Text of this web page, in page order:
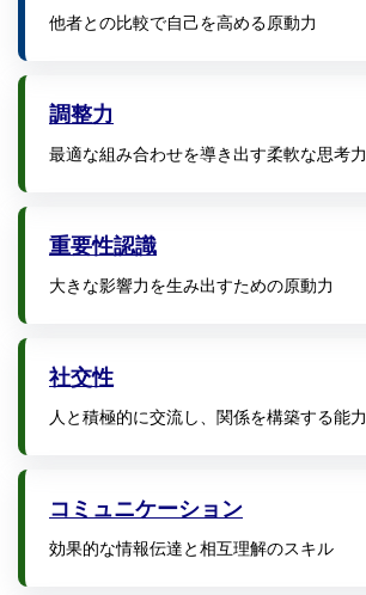
他者との比較で自己を高める原動力
調整力
最適な組み合わせを導き出す柔軟な思考力
重要性認識
大きな影響力を生み出すための原動力
社交性
人と積極的に交流し、関係を構築する能力
コミュニケーション
効果的な情報伝達と相互理解のスキル